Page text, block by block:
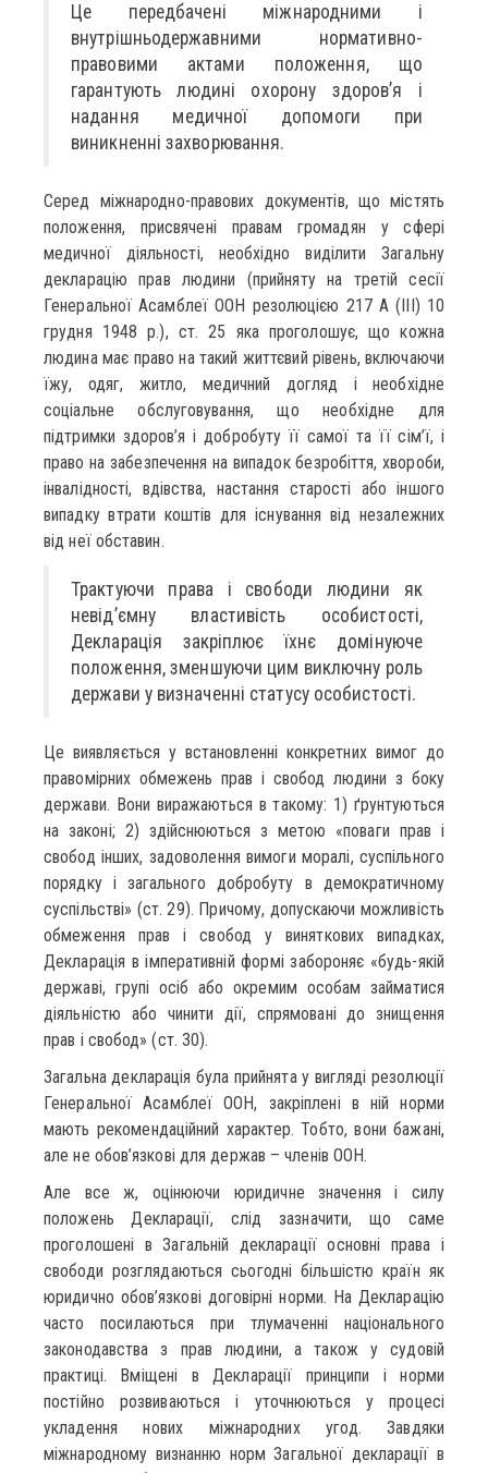
Це передбачені міжнародними і
внутрішньодержавними нормативно-
правовими актами положення, що
гарантують людині охорону здоров’я і
надання медичної допомоги при
виникненні захворювання.
Серед міжнародно-правових документів, що містять
положення, присвячені правам громадян у сфері
медичної діяльності, необхідно виділити Загальну
декларацію прав людини (прийняту на третій сесії
Генеральної Асамблеї ООН резолюцією 217 А (III) 10
грудня 1948 p.), ст. 25 яка проголошує, що кожна
людина має право на такий життєвий рівень, включаючи
їжу, одяг, житло, медичний догляд і необхідне
соціальне обслуговування, що необхідне для
підтримки здоров’я і добробуту її самої та її сім’ї, і
право на забезпечення на випадок безробіття, хвороби,
інвалідності, вдівства, настання старості або іншого
випадку втрати коштів для існування від незалежних
від неї обставин.
Трактуючи права і свободи людини як
невід’ємну властивість особистості,
Декларація закріплює їхнє домінуюче
положення, зменшуючи цим виключну роль
держави у визначенні статусу особистості.
Це виявляється у встановленні конкретних вимог до
правомірних обмежень прав і свобод людини з боку
держави. Вони виражаються в такому: 1) ґрунтуються
на законі; 2) здійснюються з метою «поваги прав і
свобод інших, задоволення вимоги моралі, суспільного
порядку і загального добробуту в демократичному
суспільстві» (ст. 29). Причому, допускаючи можливість
обмеження прав і свобод у виняткових випадках,
Декларація в імперативній формі забороняє «будь-якій
державі, групі осіб або окремим особам займатися
діяльністю або чинити дії, спрямовані до знищення
прав і свобод» (ст. 30).
Загальна декларація була прийнята у вигляді резолюції
Генеральної Асамблеї ООН, закріплені в ній норми
мають рекомендаційний характер. Тобто, вони бажані,
але не обов’язкові для держав – членів ООН.
Але все ж, оцінюючи юридичне значення і силу
положень Декларації, слід зазначити, що саме
проголошені в Загальній декларації основні права і
свободи розглядаються сьогодні більшістю країн як
юридично обов’язкові договірні норми. На Декларацію
часто посилаються при тлумаченні національного
законодавства з прав людини, а також у судовій
практиці. Вміщені в Декларації принципи і норми
постійно розвиваються і уточнюються у процесі
укладення нових міжнародних угод. Завдяки
міжнародному визнанню норм Загальної декларації в